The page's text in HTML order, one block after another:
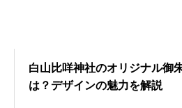
白山比咩神社のオリジナル御
は？デザインの魅力を解説